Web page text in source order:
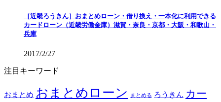
［近畿ろうきん］おまとめローン・借り換え・一本化に利用できる
カードローン（近畿労働金庫）滋賀・奈良・京都・大阪・和歌山・
兵庫
2017/2/27
注目キーワード
おまとめ おまとめローン まとめる ろうきん カー